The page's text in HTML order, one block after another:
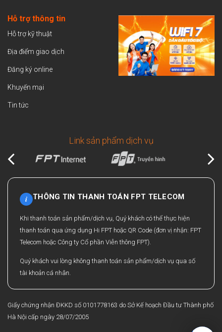
Hỗ trợ thông tin
Hỗ trợ kỹ thuật
Địa điểm giao dịch
Đăng ký online
Khuyến mại
Tin tức
Link sản phẩm dịch vụ
i THÔNG TIN THANH TOÁN FPT TELECOM
Khi thanh toán sản phẩm/dịch vụ, Quý khách có thể thực hiện
thanh toán qua ứng dụng Hi FPT hoặc QR Code (đơn vị nhận: FPT
Telecom hoặc Công ty Cổ phần Viễn thông FPT).
Quý khách vui lòng không thanh toán sản phẩm/dịch vụ qua số
tài khoản cá nhân.
Giấy chứng nhận ĐKKD số 0101778163 do Sở Kế hoạch Đầu tư Thành phố
Hà Nội cấp ngày 28/07/2005